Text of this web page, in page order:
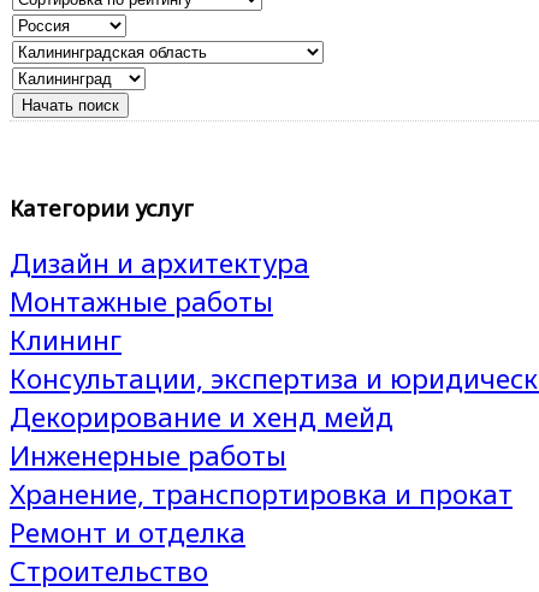
Категории услуг
Дизайн и архитектура
Монтажные работы
Клининг
Консультации, экспертиза и
Декорирование и хенд мейд
Инженерные работы
Хранение, транспортировка и прокат
Ремонт и отделка
Строительство